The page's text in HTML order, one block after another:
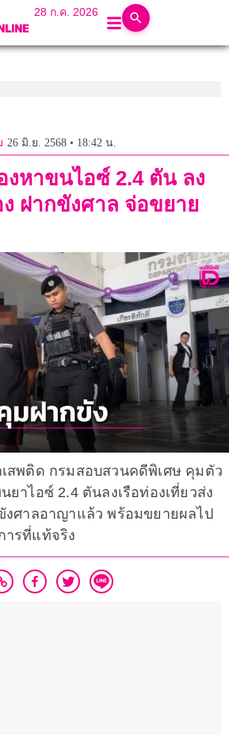
28 ก.ค. 2026
26 มิ.ย. 2568 • 18:42 น.
งหาขนไอซ์ 2.4 ตัน ลง
ง ฝากขังศาล จ่อขยาย
สพติด กรมสอบสวนคดีพิเศษ คุมตัว
าไอซ์ 2.4 ตันลงเรือท่องเที่ยวส่ง
งศาลอาญาแล้ว พร้อมขยายผลไป
ารที่แท้จริง